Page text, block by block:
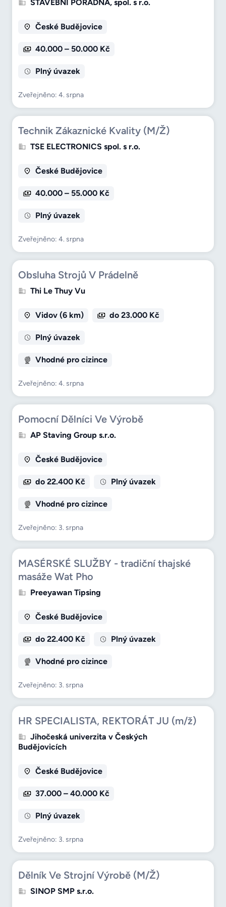
STAVEBNÍ PORADNA, spol. s r.o.
České Budějovice
40.000 – 50.000 Kč
Plný úvazek
Zveřejněno: 4. srpna
Technik Zákaznické Kvality (M/Ž)
TSE ELECTRONICS spol. s r.o.
České Budějovice
40.000 – 55.000 Kč
Plný úvazek
Zveřejněno: 4. srpna
Obsluha Strojů V Prádelně
Thi Le Thuy Vu
Vidov (6 km) do 23.000 Kč
Plný úvazek
Vhodné pro cizince
Zveřejněno: 4. srpna
Pomocní Dělníci Ve Výrobě
AP Staving Group s.r.o.
České Budějovice
do 22.400 Kč Plný úvazek
Vhodné pro cizince
Zveřejněno: 3. srpna
MASÉRSKÉ SLUŽBY - tradiční thajské
masáže Wat Pho
Preeyawan Tipsing
České Budějovice
do 22.400 Kč Plný úvazek
Vhodné pro cizince
Zveřejněno: 3. srpna
HR SPECIALISTA, REKTORÁT JU (m/ž)
Jihočeská univerzita v Českých
Budějovicích
České Budějovice
37.000 – 40.000 Kč
Plný úvazek
Zveřejněno: 3. srpna
Dělník Ve Strojní Výrobě (M/Ž)
SINOP SMP s.r.o.